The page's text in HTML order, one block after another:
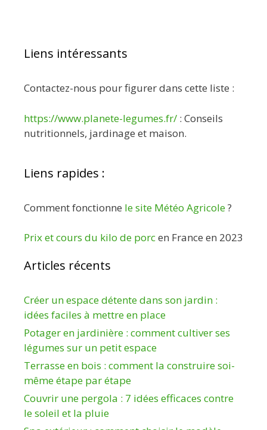
Liens intéressants
Contactez-nous pour figurer dans cette liste :
https://www.planete-legumes.fr/ : Conseils
nutritionnels, jardinage et maison.
Liens rapides :
Comment fonctionne le site Météo Agricole?
Prix et cours du kilo de porcen France en 2023
Articles récents
Créer un espace détente dans son jardin :
idées faciles à mettre en place
Potager en jardinière : comment cultiver ses
légumes sur un petit espace
Terrasse en bois : comment la construire soi-
même étape par étape
Couvrir une pergola : 7 idées efficaces contre
le soleil et la pluie